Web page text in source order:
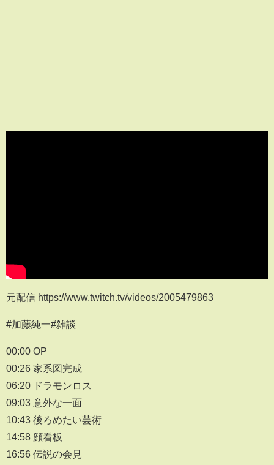
元配信 https://www.twitch.tv/videos/2005479863
#加藤純一#雑談
00:00 OP
00:26 家系図完成
06:20 ドラモンロス
09:03 意外な一面
10:43 後ろめたい芸術
14:58 顔看板
16:56 伝説の会見